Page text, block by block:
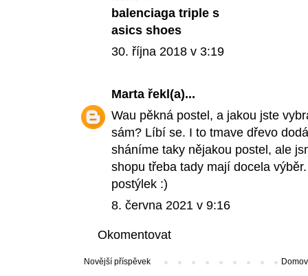
balenciaga triple s
asics shoes
30. října 2018 v 3:19
Marta řekl(a)...
Wau pěkná postel, a jakou jste
sám? Líbí se. I to tmave dřevo
sháníme taky nějakou postel, ale
shopu třeba tady mají docela
postýlek :)
8. června 2021 v 9:16
Okomentovat
Novější příspěvek